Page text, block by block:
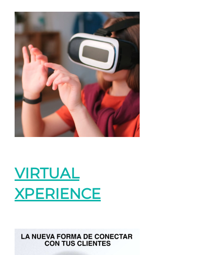
VIRTUAL
XPERIENCE